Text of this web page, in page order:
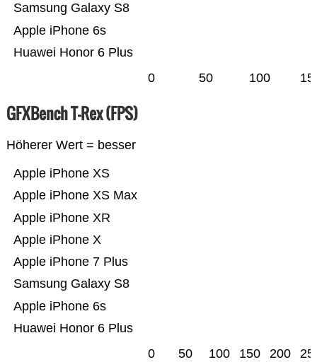
Huawei Honor 6 Plus
Apple iPhone 6s
Samsung Galaxy S8
0 50 100
GFXBench T-Rex (FPS)
Höherer Wert = besser
Huawei Honor 6 Plus
Apple iPhone 6s
Samsung Galaxy S8
Apple iPhone 7 Plus
Apple iPhone X
Apple iPhone XR
Apple iPhone XS Max
Apple iPhone XS
0 50 100 150 200